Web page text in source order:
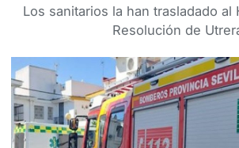
Los sanitarios la han trasladado al
Resolución de